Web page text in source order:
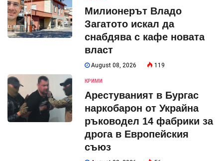
Милионерът Владо
Загатото искал да
снабдява с кафе новата
власт
August 08, 2026 119
КРИМИ
Арестуваният в Бургас
наркобарон от Украйна
ръководел 14 фабрики за
дрога в Европейския
съюз